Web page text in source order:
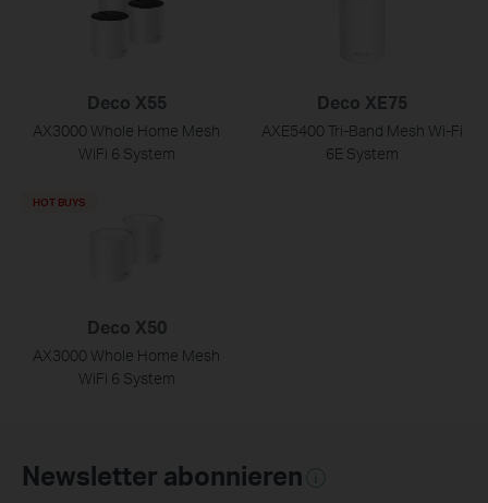
Deco X55
AX3000 Whole Home Mesh
WiFi 6 System
Deco XE75
AXE5400 Tri-Band Mesh Wi-Fi
6E System
Deco X50
AX3000 Whole Home Mesh
WiFi 6 System
HOT BUYS
Newsletter abonnieren